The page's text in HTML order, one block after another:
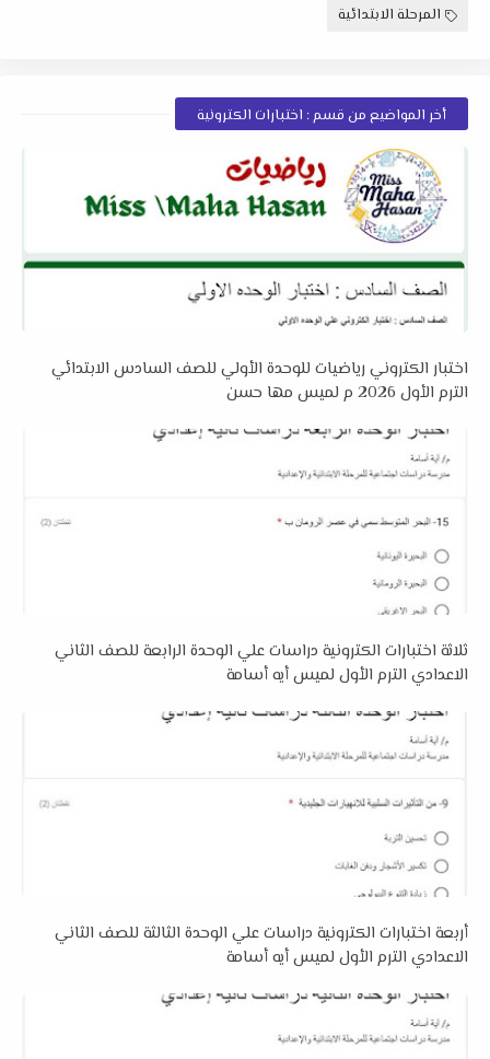
المرحلة الابتدائية
أخر المواضيع من قسم : اختبارات الكترونية
اختبار الكتروني رياضيات للوحدة الأولي للصف السادس الابتدائي
الترم الأول 2026 م لميس مها حسن
ثلاثة اختبارات الكترونية دراسات علي الوحدة الرابعة للصف الثاني
الاعدادي الترم الأول لميس أيه أسامة
أربعة اختبارات الكترونية دراسات علي الوحدة الثالثة للصف الثاني
الاعدادي الترم الأول لميس أيه أسامة